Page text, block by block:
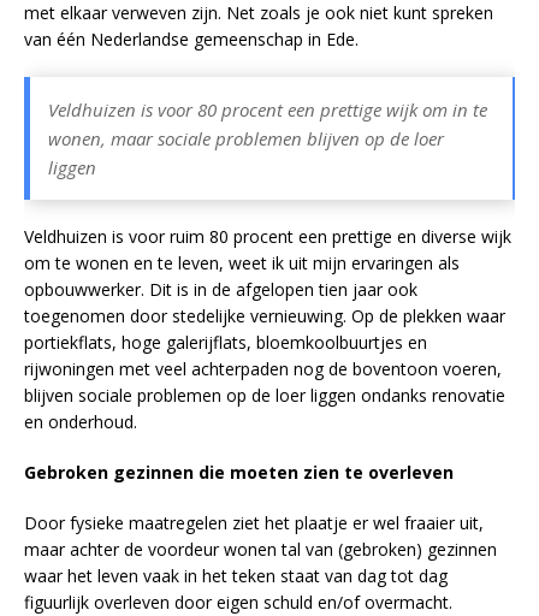
met elkaar verweven zijn. Net zoals je ook niet kunt spreken
van één Nederlandse gemeenschap in Ede.
Veldhuizen is voor 80 procent een prettige wijk om in te
wonen, maar sociale problemen blijven op de loer
liggen
Veldhuizen is voor ruim 80 procent een prettige en diverse wijk
om te wonen en te leven, weet ik uit mijn ervaringen als
opbouwwerker. Dit is in de afgelopen tien jaar ook
toegenomen door stedelijke vernieuwing. Op de plekken waar
portiekflats, hoge galerijflats, bloemkoolbuurtjes en
rijwoningen met veel achterpaden nog de boventoon voeren,
blijven sociale problemen op de loer liggen ondanks renovatie
en onderhoud.
Gebroken gezinnen die moeten zien te overleven
Door fysieke maatregelen ziet het plaatje er wel fraaier uit,
maar achter de voordeur wonen tal van (gebroken) gezinnen
waar het leven vaak in het teken staat van dag tot dag
figuurlijk overleven door eigen schuld en/of overmacht.